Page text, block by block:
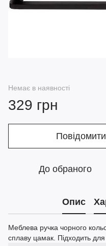
Немає в наявності
329 грн
До обраного
Опис
Меблева ручка чорного
сплаву цамак. Підходить